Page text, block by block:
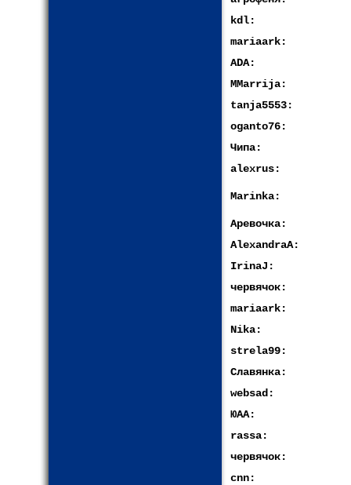
kdl:
mariaark:
ADA:
MMarrija:
tanja5553:
oganto76:
Чипа:
alexrus:
Marinka:
Аревочка:
AlexandraA:
IrinaJ:
червячок:
mariaark:
Nika:
strela99:
Славянка:
websad:
ЮАА:
rassa:
червячок:
cnn: